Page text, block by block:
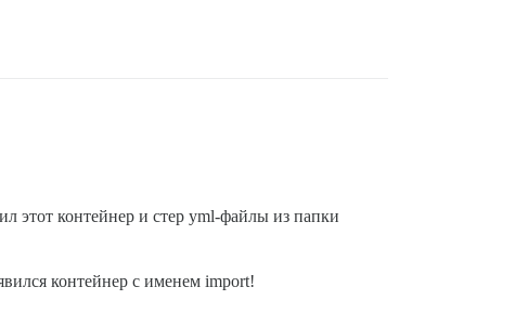
этот контейнер и стер yml-файлы из папки
контейнер с именем import!